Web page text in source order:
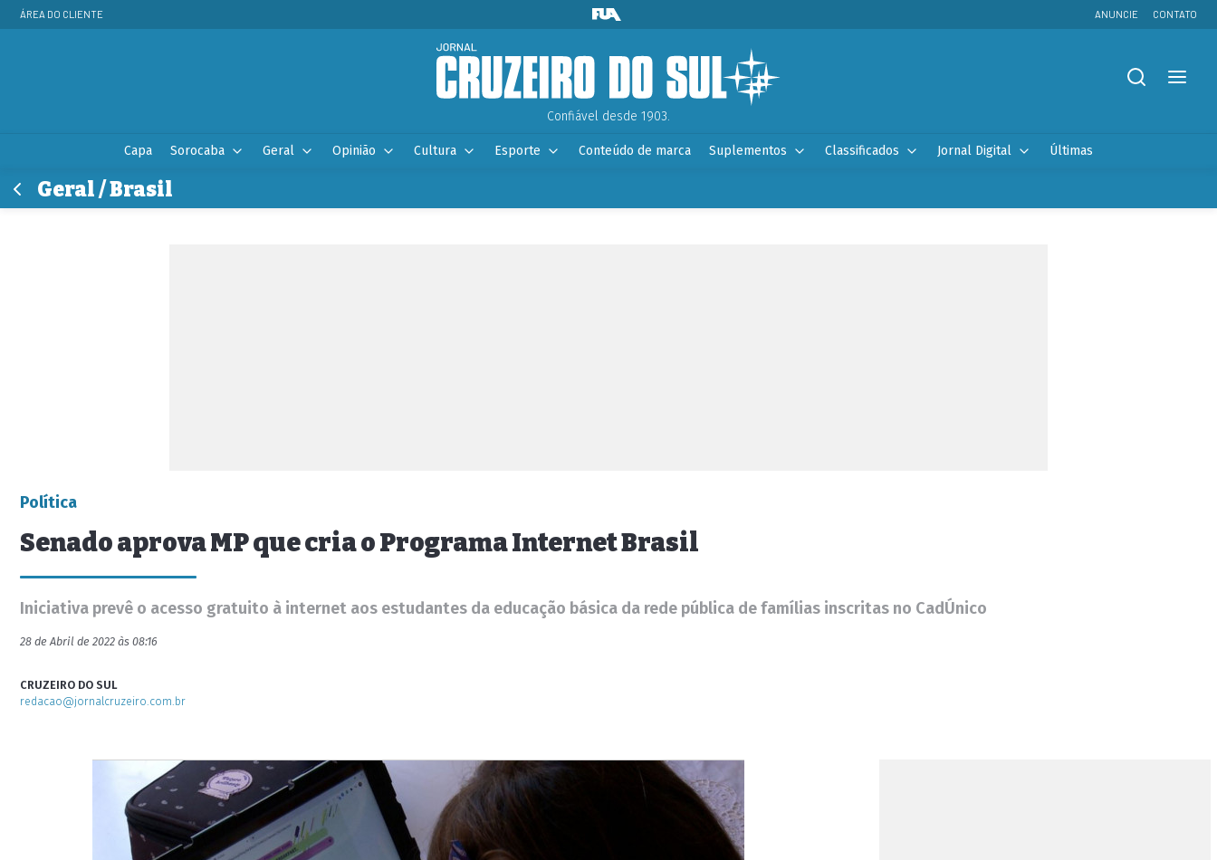
ÁREA DO CLIENTE ANUNCIE CONTATO
Confiável desde 1903.
Capa Sorocaba Geral Opinião Cultura Esporte Conteúdo de marca Suplementos Classificados Jornal Digital Últimas
Geral / Brasil
Política
Senado aprova MP que cria o Programa Internet Brasil
Iniciativa prevê o acesso gratuito à internet aos estudantes da educação básica da rede pública de famílias inscritas no CadÚnico
28 de Abril de 2022 às 08:16
CRUZEIRO DO SUL
redacao@jornalcruzeiro.com.br